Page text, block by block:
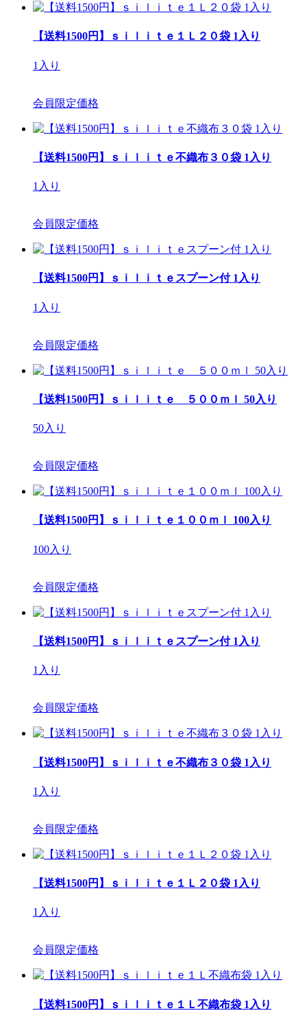
【送料1500円】ｓｉｌｉｔｅ１Ｌ２０袋 1入り
1入り
会員限定価格
【送料1500円】ｓｉｌｉｔｅ不織布３０袋 1入り
1入り
会員限定価格
【送料1500円】ｓｉｌｉｔｅスプーン付 1入り
1入り
会員限定価格
【送料1500円】ｓｉｌｉｔｅ ５００ｍｌ 50入り
50入り
会員限定価格
【送料1500円】ｓｉｌｉｔｅ１００ｍｌ 100入り
100入り
会員限定価格
【送料1500円】ｓｉｌｉｔｅスプーン付 1入り
1入り
会員限定価格
【送料1500円】ｓｉｌｉｔｅ不織布３０袋 1入り
1入り
会員限定価格
【送料1500円】ｓｉｌｉｔｅ１Ｌ２０袋 1入り
1入り
会員限定価格
【送料1500円】ｓｉｌｉｔｅ１Ｌ不織布袋 1入り